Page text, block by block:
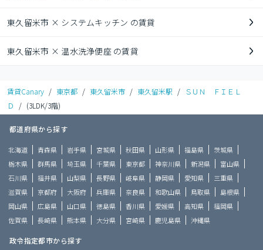
東久留米市 × システムキッチン の賃貸
東久留米市 × 温水洗浄便座 の賃貸
賃貸Canary / 東京都 / 東久留米市 / 東久留米駅 / ＳＵＮ ＦＩＥＬ
Ｄ
/ (3LDK/3階)
都道府県から探す
北海道 青森県 岩手県 宮城県 秋田県 山形県 福島県
茨城県
栃木県
群馬県 埼玉県 千葉県 東京都 神奈川県 新潟県
富山県
石川県
福井県 山梨県 長野県 岐阜県 静岡県 愛知県
三重県
滋賀県
京都府 大阪府 兵庫県 奈良県 和歌山県 鳥取県
島根県
岡山県
広島県 山口県 徳島県 香川県 愛媛県 高知県
福岡県
佐賀県
長崎県 熊本県 大分県 宮崎県 鹿児島県 沖縄県
政令指定都市から探す